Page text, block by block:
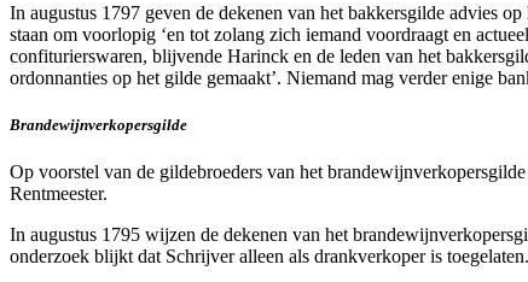
In augustus 1797 geven de dekenen van het bakkersgilde advies
staan om voorlopig ‘en tot zolang zich iemand voordraagt en
confiturierswaren, blijvende Harinck en de leden van het
ordonnanties op het gilde gemaakt’. Niemand mag verder enige
Brandewijnverkopersgilde
Op voorstel van de gildebroeders van het
Rentmeester.
In augustus 1795 wijzen de dekenen van het
onderzoek blijkt dat Schrijver alleen als drankverkoper is